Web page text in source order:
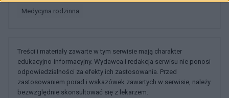
Medycyna rodzinna
Treści i materiały zawarte w tym serwisie mają charakter
edukacyjno-informacyjny. Wydawca i redakcja serwisu nie ponosi
odpowiedzialności za efekty ich zastosowania. Przed
zastosowaniem porad i wskazówek zawartych w serwisie, należy
bezwzględnie skonsultować się z lekarzem.